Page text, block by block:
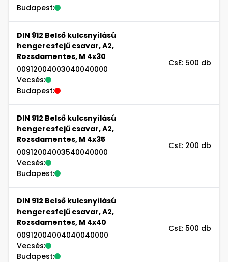
Budapest:
DIN 912 Belső kulcsnyílású
hengeresfejű csavar, A2,
Rozsdamentes, M 4x30
00912004003040040000
Vecsés:
Budapest:
CsE: 500 db
DIN 912 Belső kulcsnyílású
hengeresfejű csavar, A2,
Rozsdamentes, M 4x35
00912004003540040000
Vecsés:
Budapest:
CsE: 200 db
DIN 912 Belső kulcsnyílású
hengeresfejű csavar, A2,
Rozsdamentes, M 4x40
00912004004040040000
Vecsés:
Budapest:
CsE: 500 db